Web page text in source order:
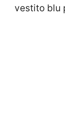
vestito blu